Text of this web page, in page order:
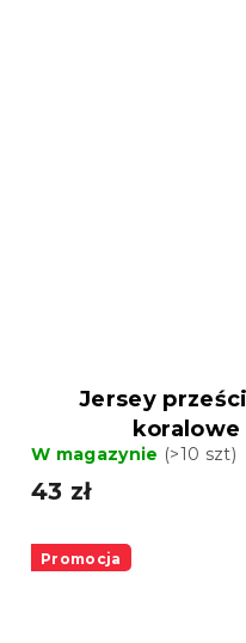
Jersey
koralowe
W magazynie (>10 szt)
43 zł
Promocja